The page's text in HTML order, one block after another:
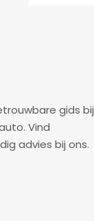
gids bij
Vind
advies bij ons.